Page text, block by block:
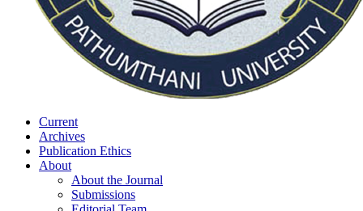
Current
Archives
Publication Ethics
About
About the Journal
Submissions